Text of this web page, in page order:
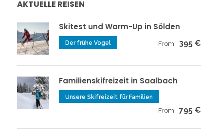
AKTUELLE REISEN
Skitest und Warm-Up in Sölden
Der frühe Vogel From 395 €
Familienskifreizeit in Saalbach
Unsere Skifreizeit für Familien
From 795 €